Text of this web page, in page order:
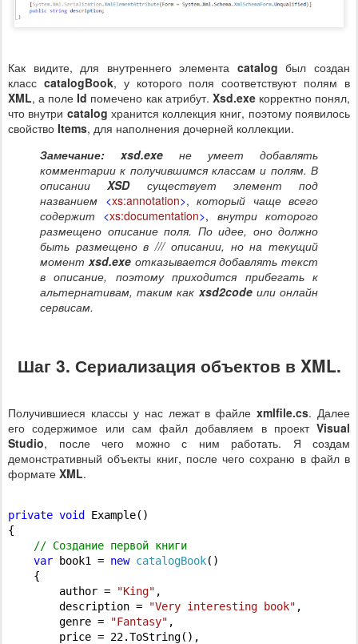
Как видите, для внутреннего элемента catalogбыл создан
класс catalogBook, у которого поля соответствуют полям в
XML, а полеId помечено как атрибут. Xsd.exeкорректно понял,
что внутри catalog хранится коллекция книг, поэтому появилось
свойство Items, для наполнения дочерней коллекции.
Замечание:
xsd.exe не умеет добавлять
комментарии к получившимся классам и полям. В
описанииXSD существует элемент под
названием <xs:annotation>, который чаще всего
содержит <xs:documentation>, внутри которого
размещено описание поля. По идее, оно должно
быть размещено в /// описании, но на текущий
момент xsd.exeотказывается добавлять текст
в описание, поэтому приходится прибегать к
альтернативам, таким как xsd2codeили онлайн
сервисам.
Шаг 3. Сериализация объектов в XML.
Получившиеся классы у нас лежат в файлеxmlfile.cs. Далее
его содержимое или сам файл добавляем в проект Visual
Studio, после чего можно с ним работать. Я создам
демонстративный объекты книг, после чего сохраню в файл в
формате XML.
private void
Example()
{
// Создание первой книги
var book1 = new catalogBook()
{
author =
"King" ,
description =
"Very interesting book" ,
genre =
"Fantasy" ,
price = 22.ToString(),